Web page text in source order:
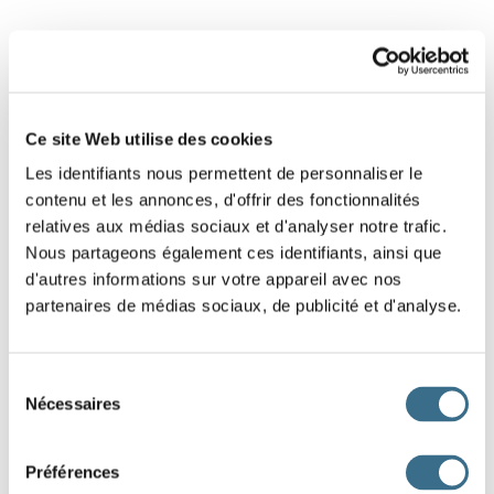
Ce site Web utilise des cookies
Les identifiants nous permettent de personnaliser le
contenu et les annonces, d'offrir des fonctionnalités
relatives aux médias sociaux et d'analyser notre trafic.
Nous partageons également ces identifiants, ainsi que
d'autres informations sur votre appareil avec nos
partenaires de médias sociaux, de publicité et d'analyse.
Nécessaires
Préférences
que je me tranquillis que je me sois tranquillis
que tu te sois tranquillisé